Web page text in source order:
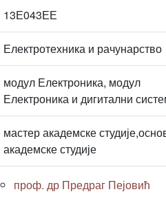
13Е043ЕЕ
Електротехника и рачунарство
модул Електроника, модул
Електроника и дигитални
мастер академске
академске студије
проф. др Предраг Пејовић